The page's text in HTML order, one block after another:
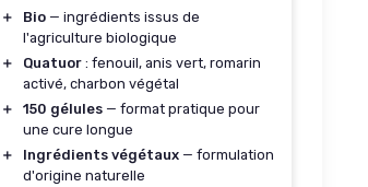
＋ Bio — ingrédients issus de
l'agriculture biologique
＋
Quatuor : fenouil, anis vert, romarin
activé, charbon végétal
＋
150 gélules — format pratique pour
une cure longue
＋
Ingrédients végétaux — formulation
d'origine naturelle